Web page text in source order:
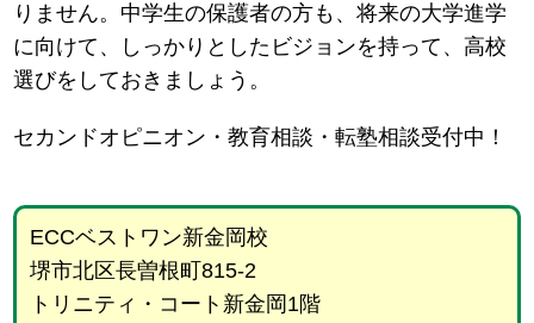
りません。中学生の保護者の方も、将来の大学進学
に向けて、しっかりとしたビジョンを持って、高校
選びをしておきましょう。
セカンドオピニオン・教育相談・転塾相談受付中！
ECCベストワン新金岡校
堺市北区長曽根町815-2
トリニティ・コート新金岡1階